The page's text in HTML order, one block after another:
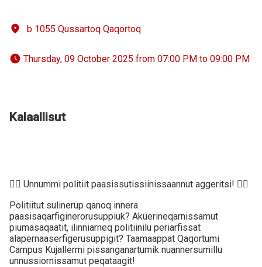
b 1055 Qussartoq Qaqortoq
Thursday, 09 October 2025 from 07:00 PM to 09:00 PM
Kalaallisut
👮‍♀️ Unnummi politiit paasissutissiinissaannut aggeritsi! 👮‍♂️
Politiitut sulinerup qanoq innera
paasisaqarfiginerorusuppiuk? Akuerineqarnissamut
piumasaqaatit, ilinniarneq politiinilu periarfissat
alapernaaserfigerusuppigit? Taamaappat Qaqortumi
Campus Kujallermi pissanganartumik nuannersumillu
unnussiornissamut peqataagit!